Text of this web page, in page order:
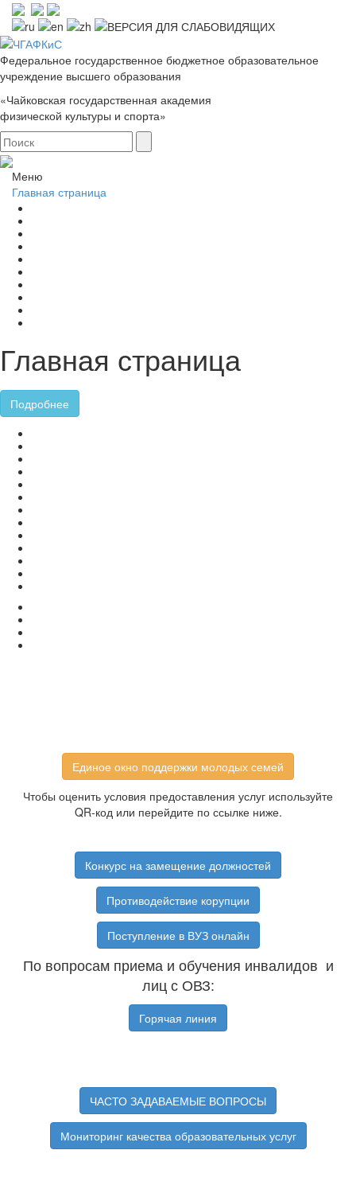
Федеральное государственное бюджетное образовательное
учреждение высшего образования
«Чайковская государственная академия
физической культуры и спорта»
Меню
Главная страница
Главная страница
Подробнее
Единое окно поддержки молодых семей
Чтобы оценить условия предоставления услуг используйте
QR-код или перейдите по ссылке ниже.
Конкурс на замещение должностей
Противодействие корупции
Поступление в ВУЗ онлайн
По вопросам приема и обучения инвалидов и
лиц с ОВЗ:
Горячая линия
ЧАСТО ЗАДАВАЕМЫЕ ВОПРОСЫ
Мониторинг качества образовательных услуг